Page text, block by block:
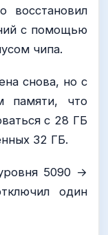
восстановил
с помощью
чипа.
снова, но с
памяти, что
с 28 ГБ
32 ГБ.
5090 →
один